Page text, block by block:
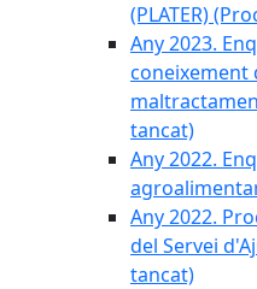
(PLATER)
Any 2023.
coneixement
tancat)
Any 2022.
Any 2022.
del Servei
tancat)